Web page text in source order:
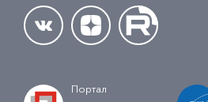
Портал